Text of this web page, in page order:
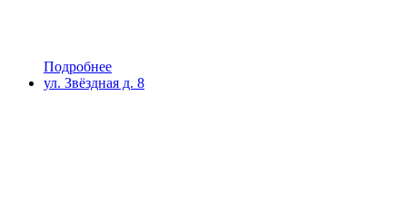
Подробнее
ул. Звёздная д. 8